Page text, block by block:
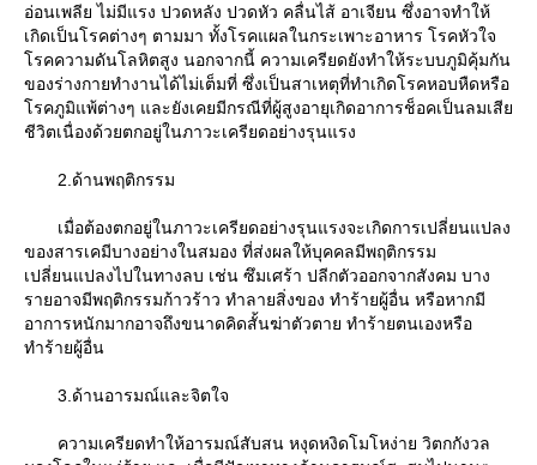
อ่อนเพลีย ไม่มีแรง ปวดหลัง ปวดหัว คลื่นไส้ อาเจียน ซึ่งอาจทำให้
เกิดเป็นโรคต่างๆ ตามมา ทั้งโรคแผลในกระเพาะอาหาร โรคหัวใจ
รคความดันโลหิตสูง นอกจากนี้ ความเครียดยังทำให้ระบบภูมิคุ้มกัน
ของร่างกายทำงานได้ไม่เต็มที่ ซึ่งเป็นสาเหตุที่ทำเกิดโรคหอบหืดหรือ
รคภูมิแพ้ต่างๆ และยังเคยมีกรณีที่ผู้สูงอายุเกิดอาการช็อคเป็นลมเสี
ชีวิตเนื่องด้วยตกอยู่ในภาวะเครียดอย่างรุนแรง
2.ด้านพฤติกรรม
เมื่อต้องตกอยู่ในภาวะเครียดอย่างรุนแรงจะเกิดการเปลี่ยนแปลง
ของสารเคมีบางอย่างในสมอง ที่ส่งผลให้บุคคลมีพฤติกรรม
เปลี่ยนแปลงไปในทางลบ เช่น ซึมเศร้า ปลีกตัวออกจากสังคม บาง
รายอาจมีพฤติกรรมก้าวร้าว ทำลายสิ่งของ ทำร้ายผู้อื่น หรือหากมี
อาการหนักมากอาจถึงขนาดคิดสั้นฆ่าตัวตาย ทำร้ายตนเองหรือ
ทำร้ายผู้อื่น
3.ด้านอารมณ์และจิตใจ
ความเครียดทำให้อารมณ์สับสน หงุดหงิดโมโหง่าย วิตกกังวล